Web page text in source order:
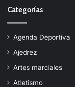
Categorías
Agenda Deportiva
Ajedrez
Artes marciales
Atletismo